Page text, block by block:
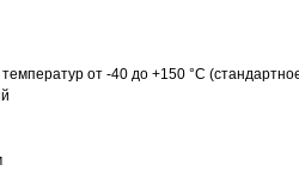
от -40 до +150 °C